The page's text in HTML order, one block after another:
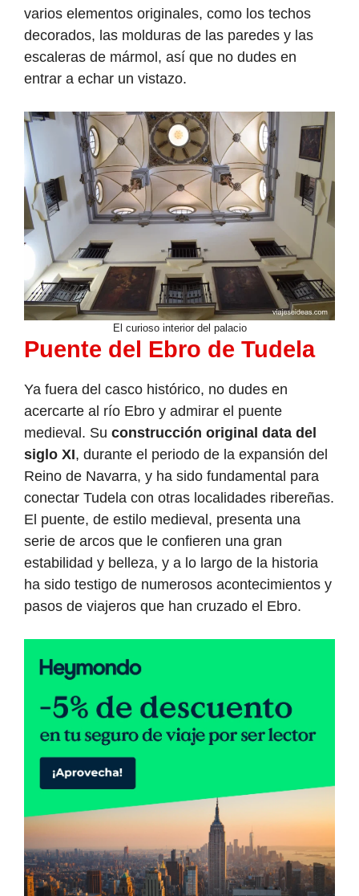
varios elementos originales, como los techos
decorados, las molduras de las paredes y las
escaleras de mármol, así que no dudes en
entrar a echar un vistazo.
El curioso interior del palacio
Puente del Ebro de Tudela
Ya fuera del casco histórico, no dudes en
acercarte al río Ebro y admirar el puente
medieval. Su construcción original data del
siglo XI, durante el periodo de la expansión del
Reino de Navarra, y ha sido fundamental para
conectar Tudela con otras localidades ribereñas.
El puente, de estilo medieval, presenta una
serie de arcos que le confieren una gran
estabilidad y belleza, y a lo largo de la historia
ha sido testigo de numerosos acontecimientos y
pasos de viajeros que han cruzado el Ebro.